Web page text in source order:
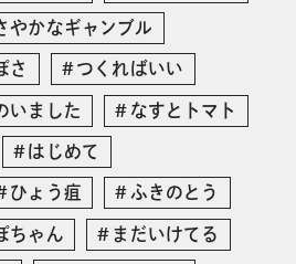
やかなギャンブル
さ つくればいい
いました なすとトマト
はじめて
ひょう疽 ふきのとう
ちゃん まだいけてる